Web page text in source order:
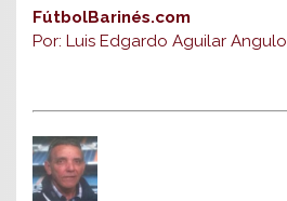
FútbolBarinés.com
Por: Luis Edgardo Aguilar Angulo